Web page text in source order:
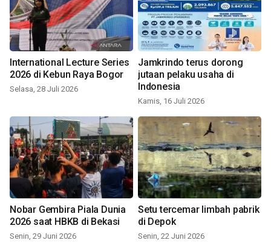
International Lecture Series
2026 di Kebun Raya Bogor
Selasa, 28 Juli 2026
Jamkrindo terus dorong
jutaan pelaku usaha di
Indonesia
Kamis, 16 Juli 2026
Nobar Gembira Piala Dunia
2026 saat HBKB di Bekasi
Senin, 29 Juni 2026
Setu tercemar limbah pabrik
di Depok
Senin, 22 Juni 2026